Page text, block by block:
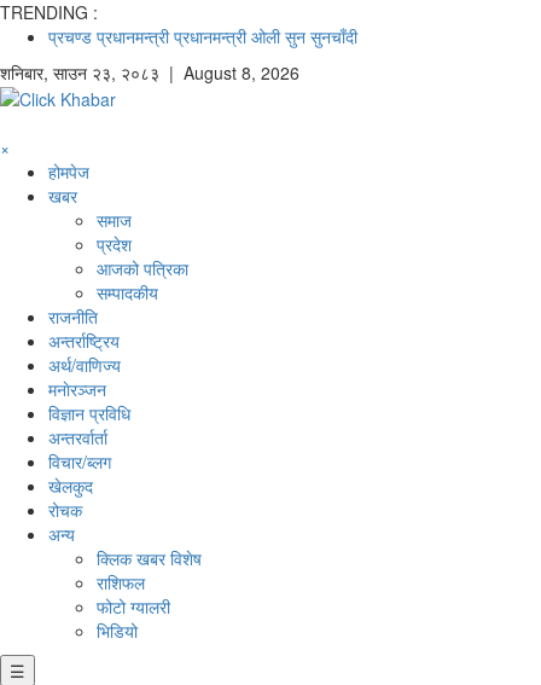
TRENDING :
प्रचण्ड प्रधानमन्त्री प्रधानमन्त्री ओली सुन सुनचाँदी
शनिबार, साउन २३, २०८३ | August 8, 2026
×
होमपेज
खबर
समाज
प्रदेश
आजको पत्रिका
सम्पादकीय
राजनीति
अन्तर्राष्ट्रिय
अर्थ/वाणिज्य
मनाेरञ्जन
विज्ञान प्रविधि
अन्तरर्वार्ता
विचार/ब्लग
खेलकुद
रोचक
अन्य
क्लिक खबर विशेष
राशिफल
फोटो ग्यालरी
भिडियो
☰